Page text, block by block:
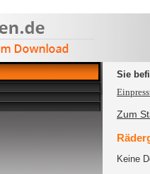
Sie
Zum
Keine